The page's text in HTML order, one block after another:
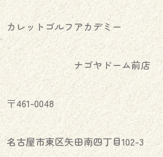
カレットゴルフアカデミー
ナゴヤドーム前店
〒461-0048
名古屋市東区矢田南四丁目102-3